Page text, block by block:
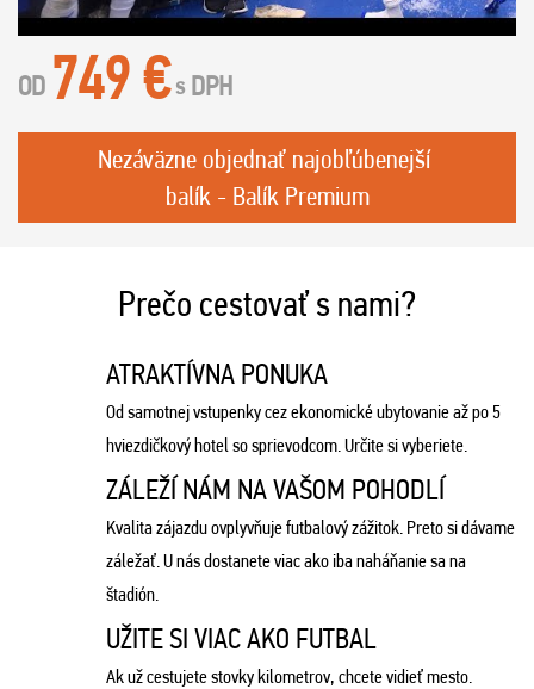
OD 749 € s DPH
Nezáväzne objednať najobľúbenejší
balík - Balík Premium
Prečo cestovať s nami?
ATRAKTÍVNA PONUKA
Od samotnej vstupenky cez ekonomické ubytovanie až po 5
hviezdičkový hotel so sprievodcom. Určite si vyberiete.
ZÁLEŽÍ NÁM NA VAŠOM POHODLÍ
Kvalita zájazdu ovplyvňuje futbalový zážitok. Preto si dávame
záležať. U nás dostanete viac ako iba naháňanie sa na
štadión.
UŽITE SI VIAC AKO FUTBAL
Ak už cestujete stovky kilometrov, chcete vidieť mesto.